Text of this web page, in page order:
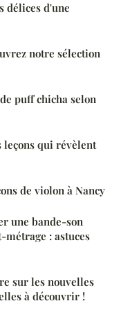
délices d'une
notre sélection
puff chicha selon
leçons qui révèlent
de violon à Nancy
une bande-son
: astuces
sur les nouvelles
à découvrir !